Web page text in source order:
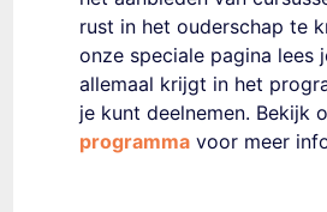
rust in het ouderschap te
onze speciale pagina lees
allemaal krijgt in het
je kunt deelnemen. Bekijk
programmavoor meer